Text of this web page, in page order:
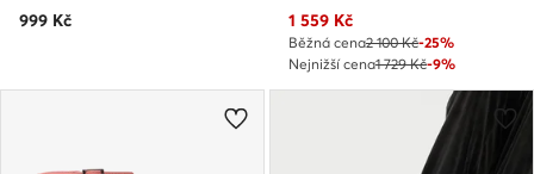
999 Kč
Aktuální cena
1 559 Kč
Běžná cena2 100 Kč-25%
Nejnižší cena1 729 Kč-9%